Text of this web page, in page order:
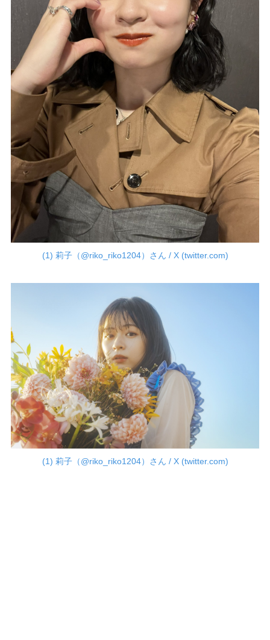
(1) 莉子（@riko_riko1204）さん / X (twitter.com)
(1) 莉子（@riko_riko1204）さん / X (twitter.com)